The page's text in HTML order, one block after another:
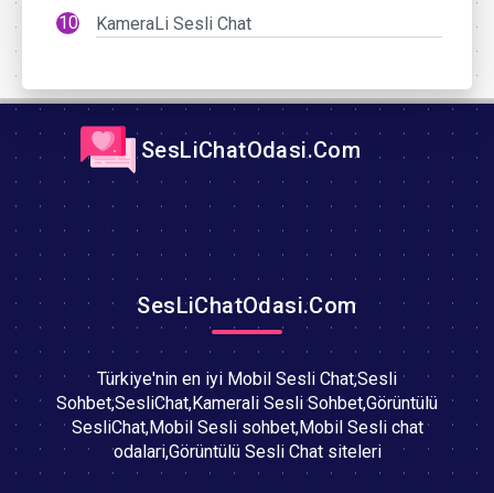
KameraLi Sesli Chat
SesLiChatOdasi.Com
SesLiChatOdasi.Com
Türkiye'nin en iyi Mobil Sesli Chat,Sesli
Sohbet,SesliChat,Kamerali Sesli Sohbet,Görüntülü
SesliChat,Mobil Sesli sohbet,Mobil Sesli chat
odalari,Görüntülü Sesli Chat siteleri